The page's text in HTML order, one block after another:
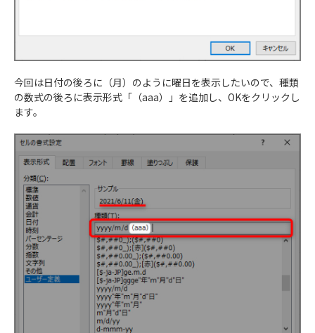
今回は日付の後ろに（月）のように曜日を表示したいので、種類
の数式の後ろに表示形式「（aaa）」を追加し、OKをクリックし
ます。